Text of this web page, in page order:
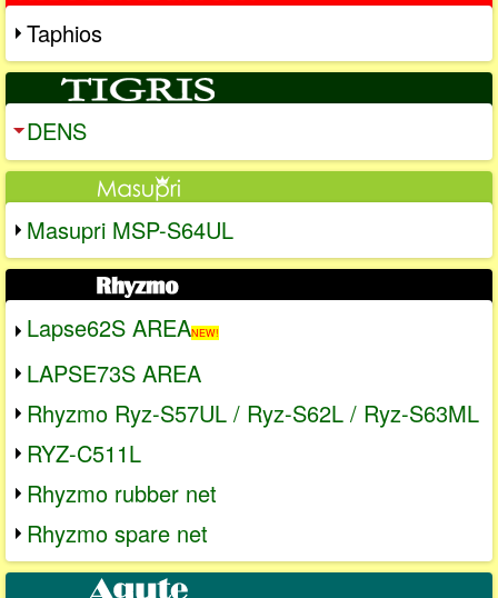
Taphios
DENS
Masupri MSP-S64UL
Lapse62S AREANEW!
LAPSE73S AREA
Rhyzmo Ryz-S57UL / Ryz-S62L / Ryz-S63ML
RYZ-C511L
Rhyzmo rubber net
Rhyzmo spare net